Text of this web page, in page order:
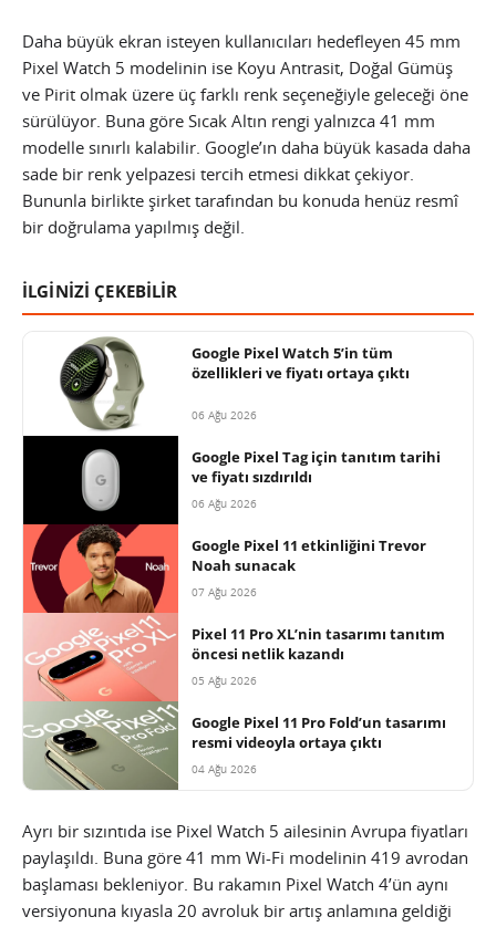
Daha büyük ekran isteyen kullanıcıları hedefleyen 45 mm
Pixel Watch 5 modelinin ise Koyu Antrasit, Doğal Gümüş
ve Pirit olmak üzere üç farklı renk seçeneğiyle geleceği öne
sürülüyor. Buna göre Sıcak Altın rengi yalnızca 41 mm
modelle sınırlı kalabilir. Google’ın daha büyük kasada daha
sade bir renk yelpazesi tercih etmesi dikkat çekiyor.
Bununla birlikte şirket tarafından bu konuda henüz resmî
bir doğrulama yapılmış değil.
İLGİNİZİ ÇEKEBİLİR
Google Pixel Watch 5’in tüm
özellikleri ve fiyatı ortaya çıktı
06 Ağu 2026
Google Pixel Tag için tanıtım tarihi
ve fiyatı sızdırıldı
06 Ağu 2026
Google Pixel 11 etkinliğini Trevor
Noah sunacak
07 Ağu 2026
Pixel 11 Pro XL’nin tasarımı tanıtım
öncesi netlik kazandı
05 Ağu 2026
Google Pixel 11 Pro Fold’un tasarımı
resmi videoyla ortaya çıktı
04 Ağu 2026
Ayrı bir sızıntıda ise Pixel Watch 5 ailesinin Avrupa fiyatları
paylaşıldı. Buna göre 41 mm Wi-Fi modelinin 419 avrodan
başlaması bekleniyor. Bu rakamın Pixel Watch 4’ün aynı
versiyonuna kıyasla 20 avroluk bir artış anlamına geldiği